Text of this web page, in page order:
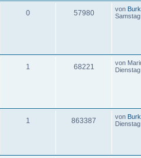
0 57980 von
1 68221 von
1 863387 von